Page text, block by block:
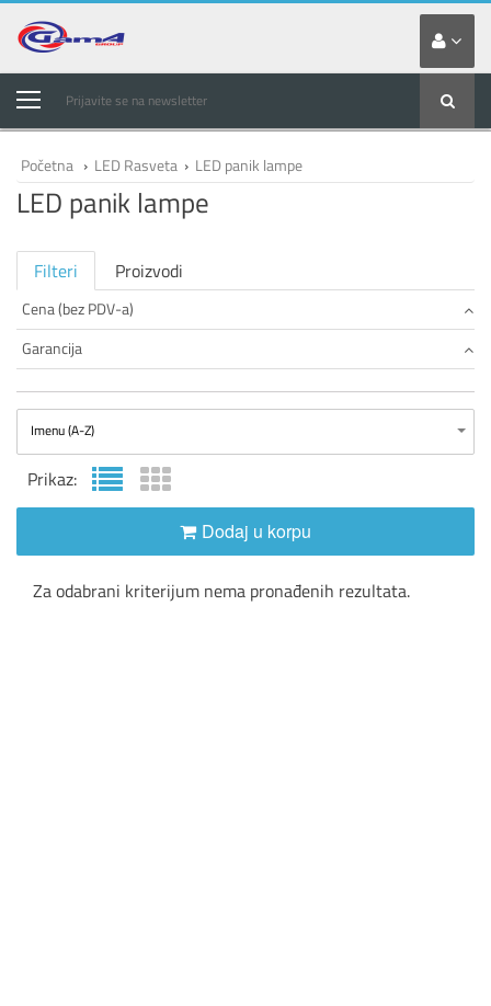
Prijavite se na newsletter
Početna › LED Rasveta › LED panik lampe
LED panik lampe
Filteri Proizvodi
Cena (bez PDV-a)
Garancija
Imenu (A-Z)
Prikaz:
Dodaj u korpu
Za odabrani kriterijum nema pronađenih rezultata.